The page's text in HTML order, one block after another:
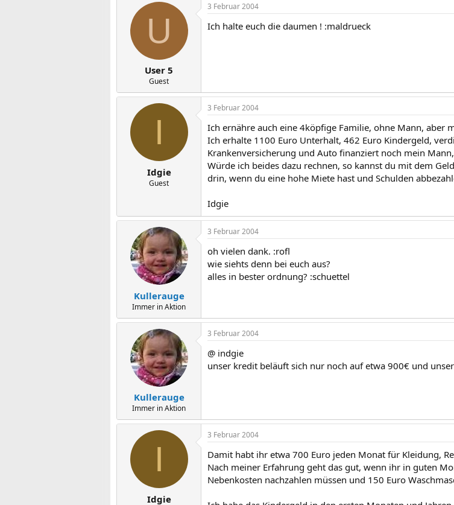
U
User 5
Guest
3 Februar 2004
Ich halte euch die daumen ! :maldrueck
I
Idgie
Guest
3 Februar 2004
Ich ernähre auch eine 4köpfige Familie, ohne Mann, aber
Ich erhalte 1100 Euro Unterhalt, 462 Euro Kindergeld,
Krankenversicherung und Auto finanziert noch mein
Würde ich beides dazu rechnen, so kannst du mit dem
drin, wenn du eine hohe Miete hast und Schulden
Idgie
Kullerauge
Immer in Aktion
3 Februar 2004
oh vielen dank. :rofl
wie siehts denn bei euch aus?
alles in bester ordnung? :schuettel
Kullerauge
Immer in Aktion
3 Februar 2004
@ indgie
unser kredit beläuft sich nur noch auf etwa 900€ und
I
Idgie
3 Februar 2004
Damit habt ihr etwa 700 Euro jeden Monat für Kleidung,
Nach meiner Erfahrung geht das gut, wenn ihr in guten
Nebenkosten nachzahlen müssen und 150 Euro